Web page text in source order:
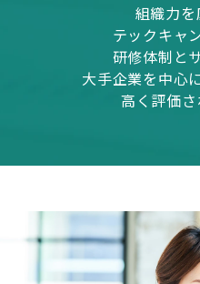
組織力
テックキャ
研修体制と
大手企業を中心
高く評価さ